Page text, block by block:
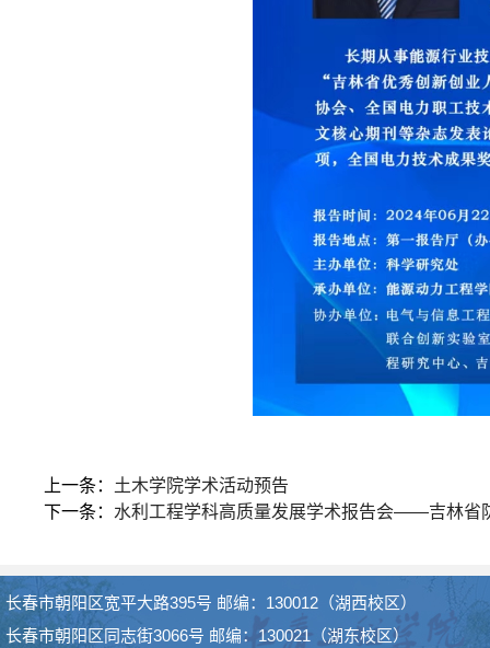
上一条： 土木学院学术活动预告
下一条： 水利工程学科高质量发展学术报告会——吉林省
长春市朝阳区宽平大路395号 邮编：130012（湖西校区）
长春市朝阳区同志街3066号 邮编：130021（湖东校区）